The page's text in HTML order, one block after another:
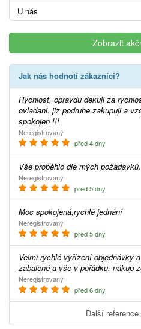
U nás
Zobrazit
Jak nás hodnotí zákazníci?
Rychlost, opravdu dekuji za rychlost v doruceni dalkoveho
ovladani. jiz podruhe zakupuji a
spokojen !!!
Neregistrovaný
před 4 dny
Vše proběhlo dle mých požadavků.
Neregistrovaný
před 5 dny
Moc spokojená,rychlé jednání
Neregistrovaný
před 5 dny
Velmi rychlé vyřízení objednávky a dodání zboží. pečlivě
zabalené a vše v pořádku. nákup
Neregistrovaný
před 6 dny
Další